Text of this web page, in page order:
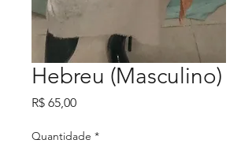
Hebreu (Masculino)
R$ 65,00Preço
Quantidade *